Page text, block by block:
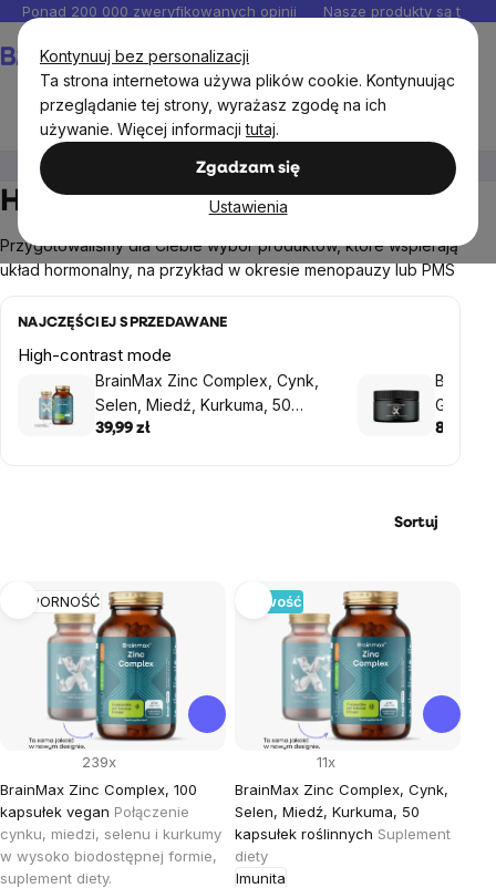
Kontynuuj bez personalizacji
Ta strona internetowa używa plików cookie. Kontynuując
przeglądanie tej strony, wyrażasz zgodę na ich
używanie. Więcej informacjitutaj.
Zgadzam się
Ustawienia
Przejść
do
treści
Ponad 200 000 zweryfikowanych opinii Nasze produkty są
Hormonalny system
Hormonalny system
Przygotowaliśmy dla Ciebie wybór produktów, które wspierają
układ hormonalny, na przykład w okresie menopauzy lub PMS
NAJCZĘŚCIEJ SPRZEDAWANE
High-contrast mode
BrainMax Zinc Complex, Cynk,
Selen, Miedź, Kurkuma, 50
kapsułek roślinnych
39,99 zł 87,13 zł
Sortuj
Lista
produktów
ODPORNOŚĆ
BrainMax Zinc Complex, 100
kapsułek vegan Połączenie
cynku, miedzi, selenu i kurkumy
w wysoko biodostępnej formie,
suplement diety.
239x
Nowość
BrainMax Zinc Complex, Cynk,
Selen, Miedź, Kurkuma, 50
kapsułek roślinnych Suplement
diety
Imunita
11x